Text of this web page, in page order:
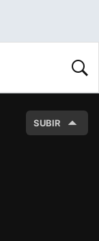
SUBIR